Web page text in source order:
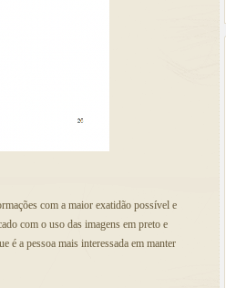
com a maior exatidão possível e
com o uso das imagens em preto e
é a pessoa mais interessada em manter